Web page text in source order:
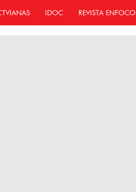
IDOC REVISTA ENFOCO